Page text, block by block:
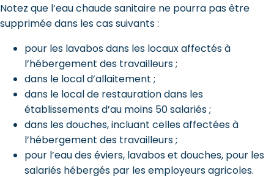
Notez que l’eau chaude sanitaire ne pourra pas être
supprimée dans les cas suivants :
pour les lavabos dans les locaux affectés à
l’hébergement des travailleurs ;
dans le local d’allaitement ;
dans le local de restauration dans les
établissements d’au moins 50 salariés ;
dans les douches, incluant celles affectées à
l’hébergement des travailleurs ;
pour l’eau des éviers, lavabos et douches, pour les
salariés hébergés par les employeurs agricoles.